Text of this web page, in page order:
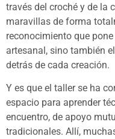
través del croché y de la
maravillas de forma
reconocimiento que
artesanal, sino también
detrás de cada creación.
Y es que el taller se ha
espacio para aprender
encuentro, de apoyo
tradicionales. Allí,